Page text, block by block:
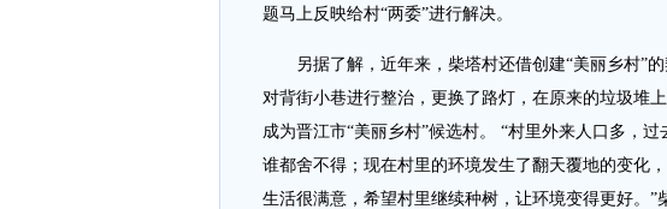
题马上反映给村“两委”进行解决。
另据了解，近年来，柴塔村还借创建“美丽乡村”的
对背街小巷进行整治，更换了路灯，在原来的垃圾堆
成为晋江市“美丽乡村”候选村。 “村里外来人口多，
谁都舍不得；现在村里的环境发生了翻天覆地的变化
生活很满意，希望村里继续种树，让环境变得更好。